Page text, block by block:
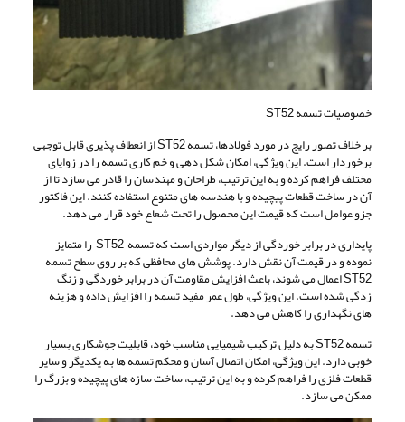
خصوصیات تسمه ST52
بر خلاف تصور رایج در مورد فولادها، تسمه ST52 از انعطاف پذیری قابل توجهی
برخوردار است. این ویژگی، امکان شکل دهی و خم کاری تسمه را در زوایای
مختلف فراهم کرده و به این ترتیب، طراحان و مهندسان را قادر می سازد تا از
آن در ساخت قطعات پیچیده و با هندسه های متنوع استفاده کنند. این فاکتور
جزو عوامل است که قیمت این محصول را تحت شعاع خود قرار می دهد.
پایداری در برابر خوردگی از دیگر مواردی است که تسمه ST52 را متمایز
نموده و در قیمت آن نقش دارد. پوشش های محافظی که بر روی سطح تسمه
ST52 اعمال می شوند، باعث افزایش مقاومت آن در برابر خوردگی و زنگ
زدگی شده است. این ویژگی، طول عمر مفید تسمه را افزایش داده و هزینه
های نگهداری را کاهش می دهد.
تسمه ST52 به دلیل ترکیب شیمیایی مناسب خود، قابلیت جوشکاری بسیار
خوبی دارد. این ویژگی، امکان اتصال آسان و محکم تسمه ها به یکدیگر و سایر
قطعات فلزی را فراهم کرده و به این ترتیب، ساخت سازه های پیچیده و بزرگ را
ممکن می سازد.